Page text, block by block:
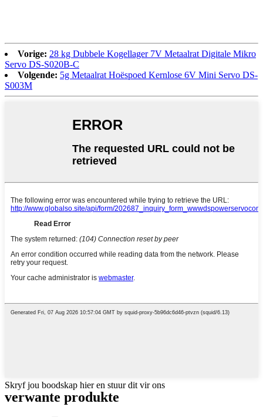
Vorige: 28 kg Dubbele Kogellager 7V Metaalrat Digitale Mikro
Servo DS-S020B-C
Volgende: 5g Metaalrat Hoëspoed Kernlose 6V Mini Servo DS-
S003M
Skryf jou boodskap hier en stuur dit vir ons
verwante produkte